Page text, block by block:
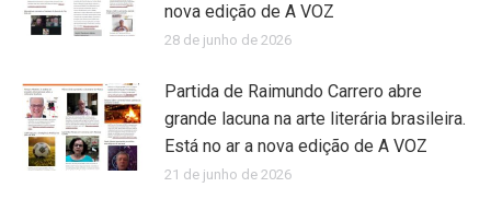
nova edição de A VOZ
28 de junho de 2026
Partida de Raimundo Carrero abre
grande lacuna na arte literária brasileira.
Está no ar a nova edição de A VOZ
21 de junho de 2026